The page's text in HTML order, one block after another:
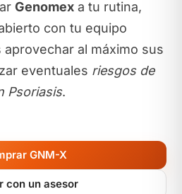
Genomexa tu rutina,
con tu equipo
al máximo sus
eventuales riesgos de
Psoriasis.
GNM-X
con un asesor